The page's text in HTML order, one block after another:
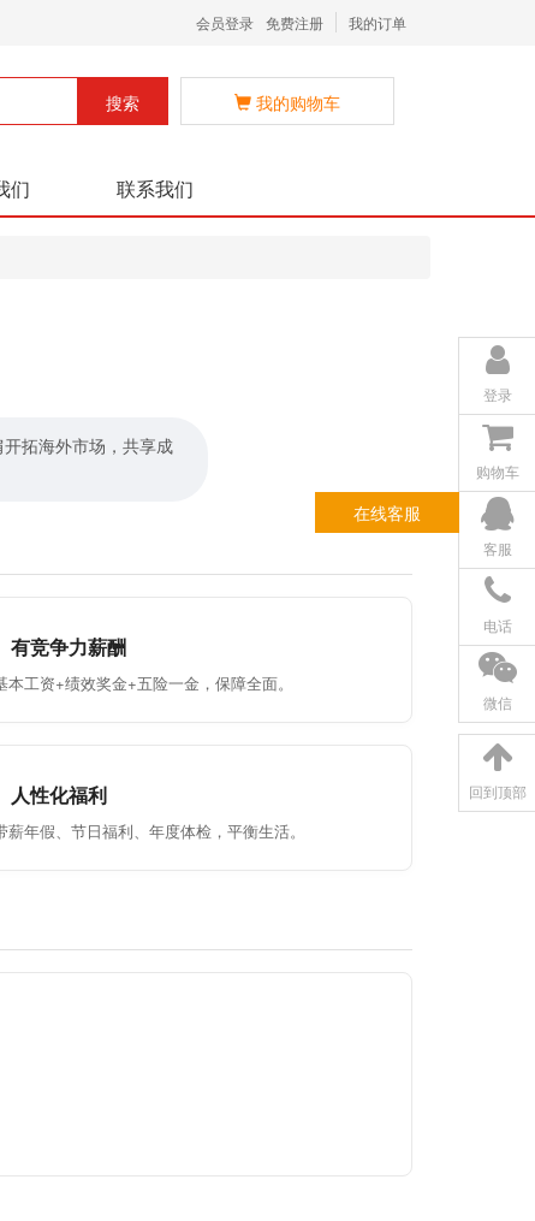
会员登录 免费注册 我的订单
搜索 我的购物车
们 联系我们
拓海外市场，共享成
有竞争力薪酬
本工资+绩效奖金+五险一金，保障全面。
人性化福利
薪年假、节日福利、年度体检，平衡生活。
登录
购物车
客服
在线客服
电话
微信
回到顶部